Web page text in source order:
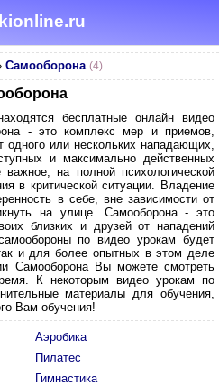
Самооборона (4)
бесплатные онлайн видео
- это комплекс мер и приемов,
одного или нескольких нападающих,
и максимально действенных
на полной психологической
в критической ситуации. Владение
в себе, вне зависимости от
на улице. Самооборона - это
близких и друзей от нападений
по видео урокам будет
и для более опытных в этом деле
Самооборона Вы можете смотреть
К некоторым видео урокам по
материалы для обучения,
Вам обучения!
Аэробика
Пилатес
Гимнастика